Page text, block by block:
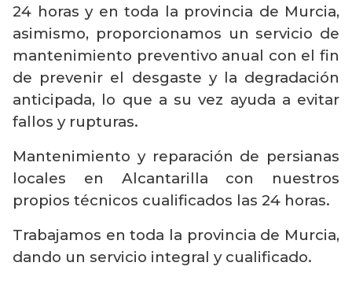
24 horas y en toda la provincia de Murcia,
asimismo, proporcionamos un servicio de
mantenimiento preventivo anual con el fin
de prevenir el desgaste y la degradación
anticipada, lo que a su vez ayuda a evitar
fallos y rupturas.
Mantenimiento y reparación de persianas
locales en Alcantarilla con nuestros
propios técnicos cualificados las 24 horas.
Trabajamos en toda la provincia de Murcia,
dando un servicio integral y cualificado.